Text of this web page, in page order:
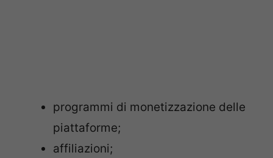
programmi di monetizzazione delle
piattaforme;
affiliazioni;